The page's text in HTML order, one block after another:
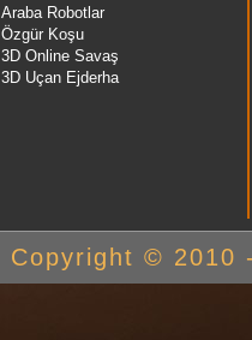
Araba Robotlar
Özgür Koşu
3D Online Savaş
3D Uçan Ejderha
Copyright © 2010